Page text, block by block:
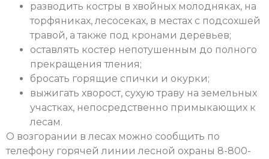
разводить костры в хвойных молодняках, на
торфяниках, лесосеках, в местах с подсохшей
травой, а также под кронами деревьев;
оставлять костер непотушенным до полного
прекращения тления;
бросать горящие спички и окурки;
выжигать хворост, сухую траву на земельных
участках, непосредственно примыкающих к
лесам.
О возгорании в лесах можно сообщить по
телефону горячей линии лесной охраны 8-800-